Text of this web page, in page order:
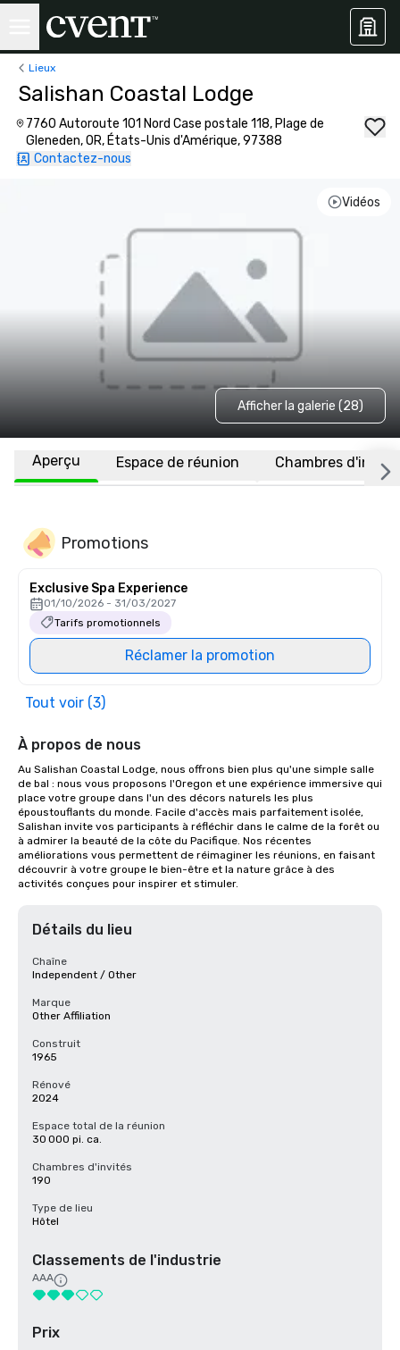
Lieux
Salishan Coastal Lodge
7760 Autoroute 101 Nord Case postale 118, Plage de
Gleneden, OR, États-Unis d'Amérique, 97388
Contactez-nous
Vidéos
Afficher la galerie (28)
Aperçu Espace de réunion Chambres
Promotions
Exclusive Spa Experience
01/10/2026 - 31/03/2027
Tarifs promotionnels
Réclamer la promotion
Tout voir (3)
À propos de nous
Au Salishan Coastal Lodge, nous offrons bien plus qu'une simple salle
de bal : nous vous proposons l'Oregon et une expérience immersive qui
place votre groupe dans l'un des décors naturels les plus
époustouflants du monde. Facile d'accès mais parfaitement isolée,
Salishan invite vos participants à réfléchir dans le calme de la forêt ou
à admirer la beauté de la côte du Pacifique. Nos récentes
améliorations vous permettent de réimaginer les réunions, en faisant
découvrir à votre groupe le bien-être et la nature grâce à des
activités conçues pour inspirer et stimuler.
Détails du lieu
Chaîne
Independent / Other
Marque
Other Affiliation
Construit
1965
Rénové
2024
Espace total de la réunion
30 000 pi. ca.
Chambres d'invités
190
Type de lieu
Hôtel
Classements de l'industrie
AAA
Prix